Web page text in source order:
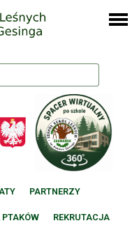
PARTNERZY
REKRUTACJA